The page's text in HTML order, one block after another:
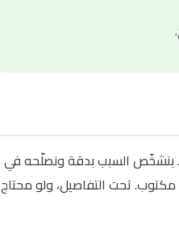
بنشخّص السبب بدقة ونصلّحه في
تحت التفاصيل، ولو محتاج